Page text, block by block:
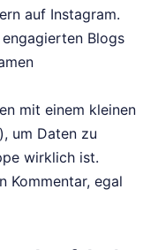
auf Instagram.
Blogs
mit einem kleinen
um Daten zu
wirklich ist.
Kommentar, egal